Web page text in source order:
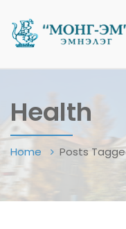
Health
Home Posts